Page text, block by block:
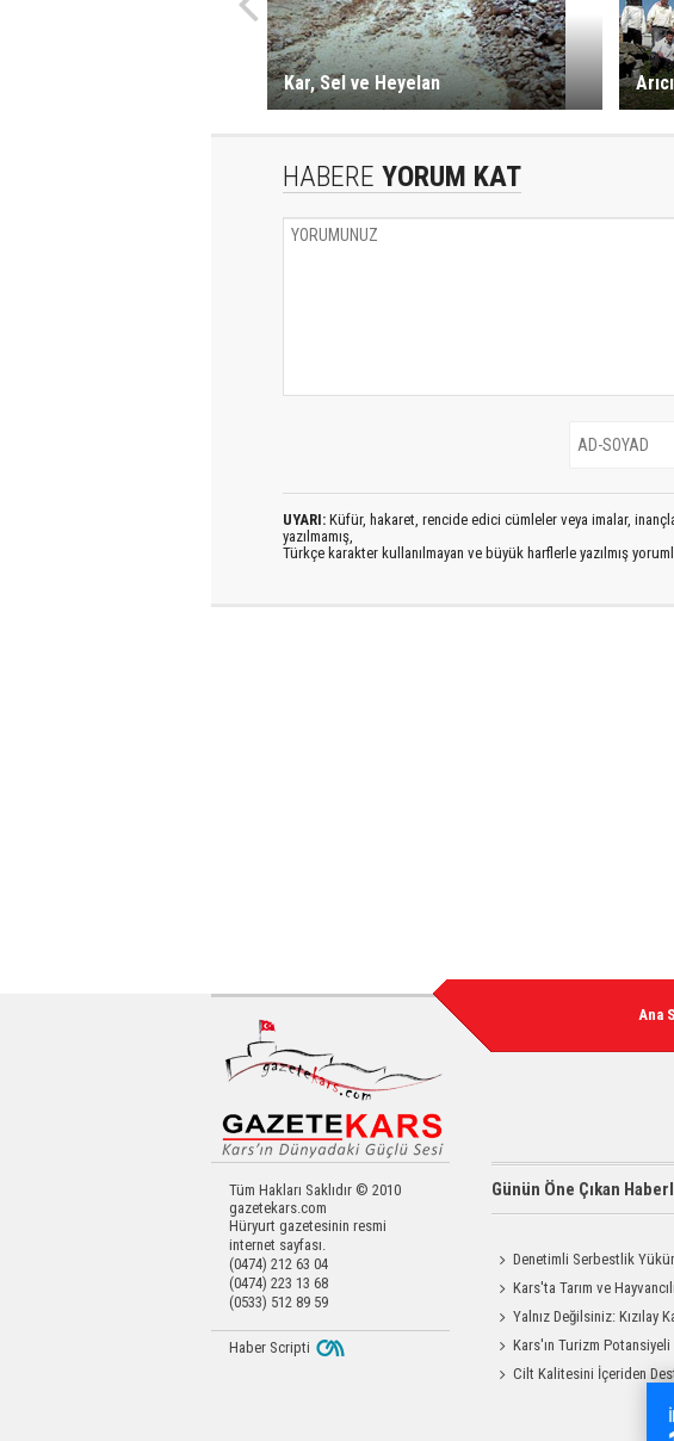
Kar, Sel ve Heyelan
HABERE YORUM KAT
UYARI: Küfür, hakaret, rencide edici cümleler veya imalar,
yazılmamış,
Türkçe karakter kullanılmayan ve büyük harflerle yazılmış
Ana
Tüm Hakları Saklıdır © 2010
gazetekars.com
Hüryurt gazetesinin resmi
internet sayfası.
(0474) 212 63 04
(0474) 223 13 68
(0533) 512 89 59
Günün Öne Çıkan
Denetimli Serbestlik
Okula Temizlik Desteği
Kars'ta Tarım ve
Yatırıldı
Yalnız Değilsiniz: Kızılay
Kars'ın Turizm Potansiyeli
Cilt Kalitesini İçeriden
Enjeksiyon Uygulamasının
Haber Scripti